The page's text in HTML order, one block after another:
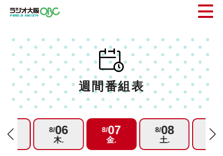
週間番組表
05
水.
8/06
木.
8/07
金.
8/08
土.
8/
日.